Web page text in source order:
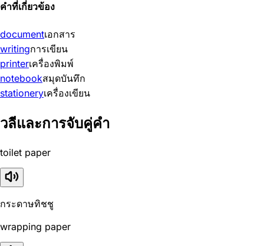
คำที่เกี่ยวข้อง
documentเอกสาร
writingการเขียน
printerเครื่องพิมพ์
notebookสมุดบันทึก
stationeryเครื่องเขียน
วลีและการจับคู่คำ
toilet paper
กระดาษทิชชู
wrapping paper